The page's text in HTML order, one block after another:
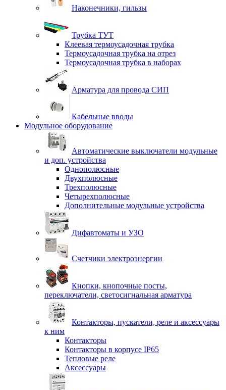
Наконечники, гильзы
Трубка ТУТ
Клеевая термоусадочная трубка
Термоусадочная трубка на отрез
Термоусадочная трубка в наборах
Арматура для провода СИП
Кабельные вводы
Модульное оборудование
Автоматические выключатели модульные
и доп. устройства
Однополюсные
Двухполюсные
Трехполюсные
Четырехполюсные
Дополнительные модульные устройства
Дифавтоматы и УЗО
Счетчики электроэнергии
Кнопки, кнопочные посты,
переключатели, светосигнальная арматура
Контакторы, пускатели, реле и аксессуары
к ним
Контакторы
Контакторы в корпусе IP65
Тепловые реле
Аксессуары